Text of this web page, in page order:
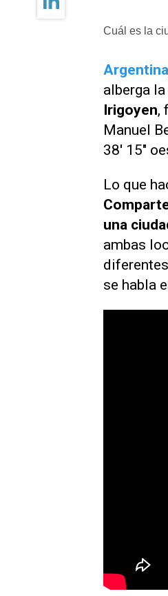
Cuál es la
Argentina
alberga la
Irigoyen,
Manuel
38' 15"
Lo que
una
ambas
se habla